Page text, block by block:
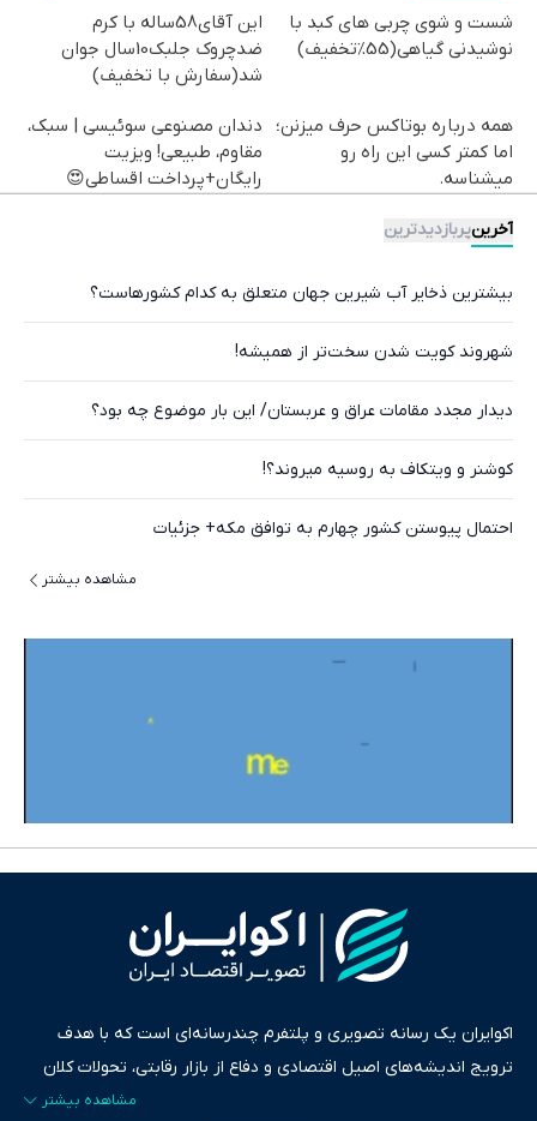
شست و شوی چربی های کبد با
نوشیدنی گیاهی(55%تخفیف)
این آقای58ساله با کرم
ضدچروک جلبک10سال جوان
شد(سفارش با تخفیف)
همه درباره بوتاکس حرف میزنن؛
اما کمتر کسی این راه رو
میشناسه.
دندان مصنوعی سوئیسی | سبک،
مقاوم، طبیعی! ویزیت
رایگان+پرداخت اقساطی😍
آخرینپربازدیدترین
بیشترین ذخایر آب شیرین جهان متعلق به کدام کشورهاست؟
شهروند کویت شدن سخت‌تر از همیشه!
دیدار مجدد مقامات عراق و عربستان/ این بار موضوع چه بود؟
کوشنر و ویتکاف به روسیه میروند؟!
احتمال پیوستن کشور چهارم به توافق مکه+ جزئیات
مشاهده بیشتر
اکوایران یک رسانه تصویری و پلتفرم چندرسانه‌ای است که با هدف
ترویج اندیشه‌های اصیل اقتصادی و دفاع از بازار رقابتی، تحولات کلان
ایران و جهان را در قالب‌های ویدیو، پادکست، متن و گزارش‌های تحلیلی